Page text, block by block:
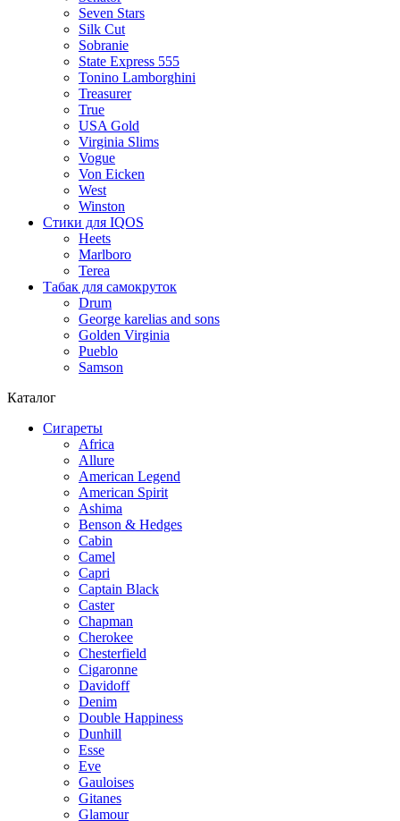
Seven Stars
Silk Cut
Sobranie
State Express 555
Tonino Lamborghini
Treasurer
True
USA Gold
Virginia Slims
Vogue
Von Eicken
West
Winston
Стики для IQOS
Heets
Marlboro
Terea
Табак для самокруток
Drum
George karelias and sons
Golden Virginia
Pueblo
Samson
Каталог
Сигареты
Africa
Allure
American Legend
American Spirit
Ashima
Benson & Hedges
Cabin
Camel
Capri
Captain Black
Caster
Chapman
Cherokee
Chesterfield
Cigaronne
Davidoff
Denim
Double Happiness
Dunhill
Esse
Eve
Gauloises
Gitanes
Glamour